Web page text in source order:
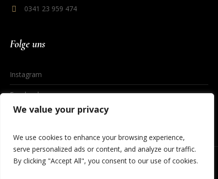
We value your privacy
We use cookies to enhance your browsing experience,
serve personalized ads or content, and analyze our traffic.
By clicking "Accept All", you consent to our use of cookies.
0341 23 959 474
Folge uns
Instagram
Facebook